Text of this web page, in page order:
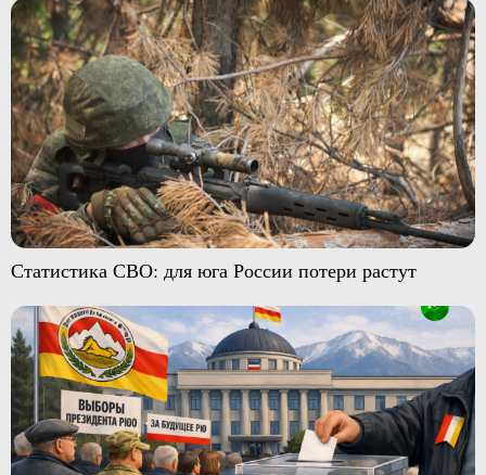
Статистика СВО: для юга России потери растут